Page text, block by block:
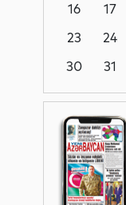
Dünya
Dünya
Dünya
16
17
23
24
30
31